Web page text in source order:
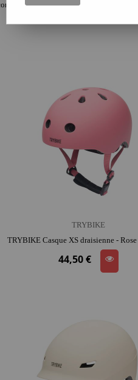
notrearticle ici sur la prise de
TRYBIKE
44,50 €